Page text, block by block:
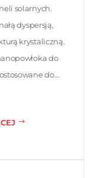
solarnych.
dyspersją,
krystaliczną.
do
do…